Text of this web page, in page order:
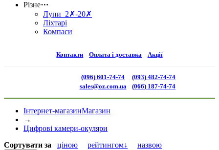
Різне⋯
Лупи 2✗-20✗
Ліхтарі
Компаси
Контакти Оплата і доставка Акції
(096) 601-74-74
sales@oz.com.ua
(093) 482-74-74
(066) 187-74-74
Інтернет-магазинМагазин
→
Цифрові камери-окуляри
Сортувати за ціною рейтингом↓ назвою